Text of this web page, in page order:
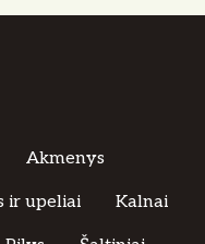
Akmenys
ir upeliai Kalnai